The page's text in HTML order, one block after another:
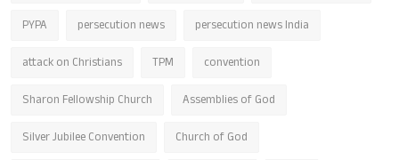
PYPA persecution news persecution news India
attack on Christians TPM convention
Sharon Fellowship Church Assemblies of God
Silver Jubilee Convention Church of God